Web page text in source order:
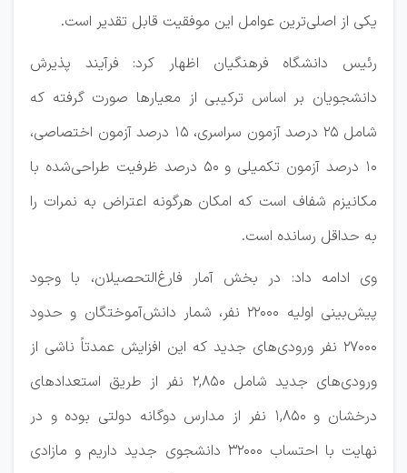
یکی از اصلی‌ترین عوامل این موفقیت قابل تقدیر است.
رئیس دانشگاه فرهنگیان اظهار کرد: فرآیند پذیرش
دانشجویان بر اساس ترکیبی از معیارها صورت گرفته که
شامل ۲۵ درصد آزمون سراسری، ۱۵ درصد آزمون اختصاصی،
۱۰ درصد آزمون تکمیلی و ۵۰ درصد ظرفیت طراحی‌شده با
مکانیزم شفاف است که امکان هرگونه اعتراض به نمرات را
به حداقل رسانده است.
وی ادامه داد: در بخش آمار فارغ‌التحصیلان، با وجود
پیش‌بینی اولیه ۲۲۰۰۰ نفر، شمار دانش‌آموختگان و حدود
۲۷۰۰۰ نفر ورودی‌های جدید که این افزایش عمدتاً ناشی از
ورودی‌های جدید شامل ۲,۸۵۰ نفر از طریق استعدادهای
درخشان و ۱,۸۵۰ نفر از مدارس دوگانه دولتی بوده و در
نهایت با احتساب ۳۲۰۰۰ دانشجوی جدید داریم و مازادی